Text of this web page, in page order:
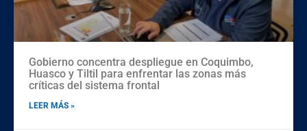
Gobierno concentra despliegue en Coquimbo,
Huasco y Tiltil para enfrentar las zonas más
críticas del sistema frontal
LEER MÁS »